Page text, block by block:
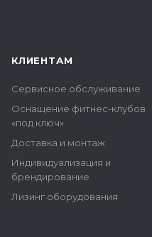
КЛИЕНТАМ
Сервисное обслуживание
Оснащение фитнес-клубов
«под ключ»
Доставка и монтаж
Индивидуализация и
брендирование
Лизинг оборудования